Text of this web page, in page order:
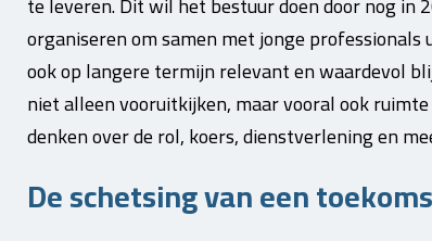
organiseren om samen met jonge
ook op langere termijn relevant en waardevol
niet alleen vooruitkijken, maar vooral ook
denken over de rol, koers, dienstverlening en
De schetsing van een